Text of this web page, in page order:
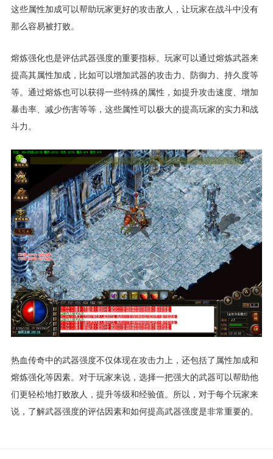
这些属性加成可以帮助玩家更好的攻击敌人，让玩家在战斗中没有
那么容易被打败。
熔炼强化也是评估武器强度的重要指标。玩家可以通过熔炼武器来
提高其属性加成，比如可以增加武器的攻击力、防御力、持久度等
等。通过熔炼也可以获得一些特殊的属性，如提升攻击速度、增加
暴击率、减少伤害等等，这些属性可以极大的提高玩家的实力和战
斗力。
热血传奇中的武器强度不仅体现在攻击力上，还包括了属性加成和
熔炼强化等因素。对于玩家来说，选择一把强大的武器可以帮助他
们更轻松地打败敌人，提升等级和经验值。所以，对于每个玩家来
说，了解武器强度的评估因素和如何提高武器强度是非常重要的。